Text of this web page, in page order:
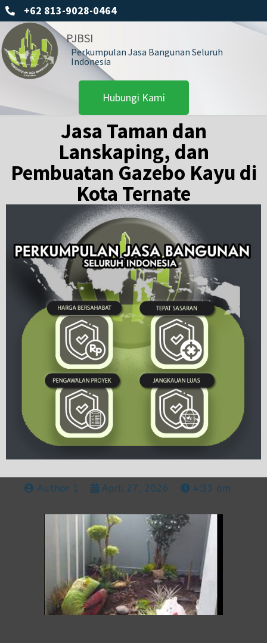
+62 813-9028-0464
PJBSI
Perkumpulan Jasa Bangunan Seluruh
Indonesia
Hubungi Kami
Jasa Taman dan
Lanskaping, dan
Pembuatan Gazebo Kayu di
Kota Ternate
Author 1 April 27, 2026 4:33 am